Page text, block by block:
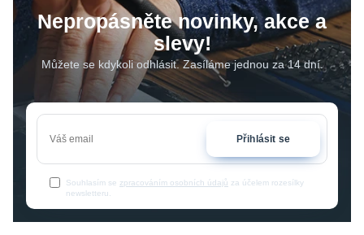
Nepropásněte novinky, akce a
slevy!
Můžete se kdykoli odhlásit. Zasíláme jednou za 14 dní.
Přihlásit se
Souhlasím se zpracováním osobních údajů za účelem rozesílky
newsletteru.